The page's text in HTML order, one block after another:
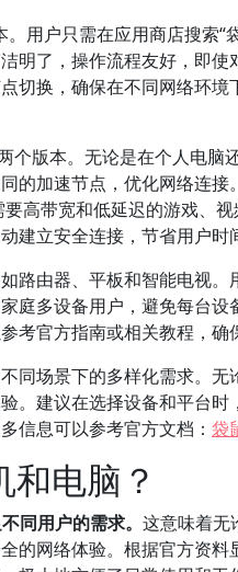
用户只需在应用商店搜索“
明了，操作流程友好，即
切换，确保在不同网络环
版本。无论是在个人电脑
的加速节点，优化网络连接
高带宽和低延迟的游戏、
建立安全连接，节省用户时
路由器、平板和智能电视。
庭多设备用户，避免每台设
官方指南或相关教程，确
同场景下的多样化需求。
。建议在选择设备和平台
信息可以参考官方文档： 袋
电脑？
同用户的需求。 这意味着无
的网络体验。根据官方资料